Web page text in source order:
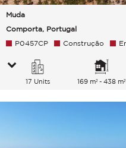
Muda
Comporta, Portugal
P0457CP
Construção
17 Units 169 m² - 438 m²